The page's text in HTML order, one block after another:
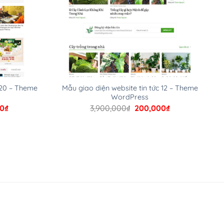
– Theme
₫Giá
Mẫu giao diện website tin tức 12 – Theme
WordPress
3,900,000₫ Giá
200,000₫Giá